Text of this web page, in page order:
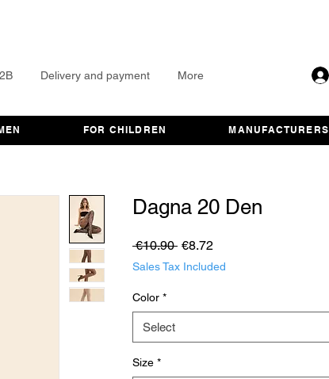
Delivery and payment More
FOR CHILDREN MANUFACTURERS
Dagna 20 Den
€10.90 Regular
Price
€8.72
Price
Sales Tax Included
Color *
Select
Size *